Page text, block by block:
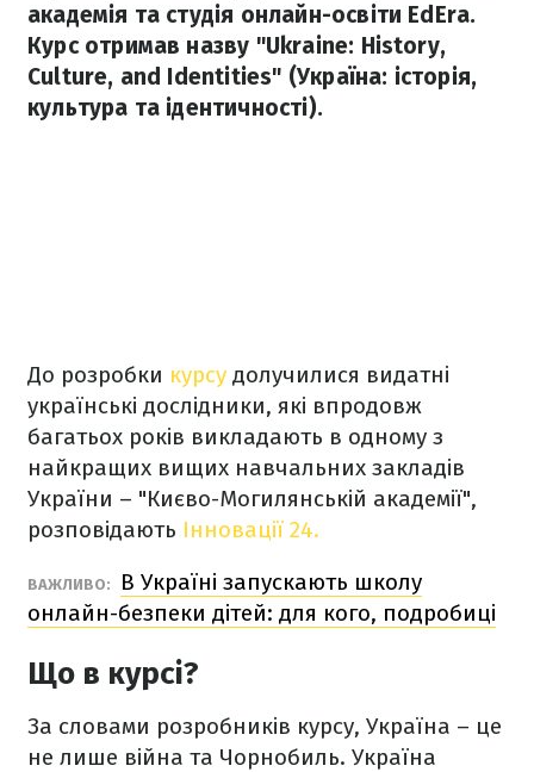
академія та студія онлайн-освіти EdEra.
Курс отримав назву "Ukraine: History,
Culture, and Identities" (Україна: історія,
культура та ідентичності).
До розробки курсу долучилися видатні
українські дослідники, які впродовж
багатьох років викладають в одному з
найкращих вищих навчальних закладів
України – "Києво-Могилянській академії",
розповідають Інновації 24.
ВАЖЛИВО:
В Україні запускають школу
онлайн-безпеки дітей: для кого, подробиці
Що в курсі?
За словами розробників курсу, Україна – це
не лише війна та Чорнобиль. Україна